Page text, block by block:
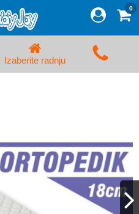
Prijava/Registracija
0
Izaberite radnju